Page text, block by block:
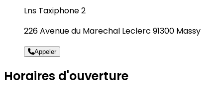
Lns Taxiphone 2
226 Avenue du Marechal Leclerc 91300 Massy
Appeler
Horaires d'ouverture